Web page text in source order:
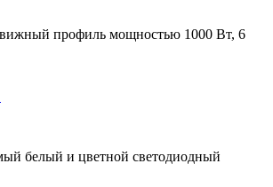
профиль мощностью 1000 Вт, 6
белый и цветной светодиодный